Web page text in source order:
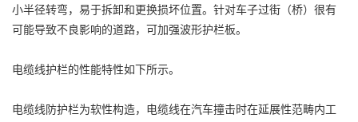
小半径转弯，易于拆卸和更换损坏位置。针对车子过街（桥）很有
可能导致不良影响的道路，可加强波形护栏板。
电缆线护栏的性能特性如下所示。
电缆线防护栏为软性构造，电缆线在汽车撞击时在延展性范畴内工